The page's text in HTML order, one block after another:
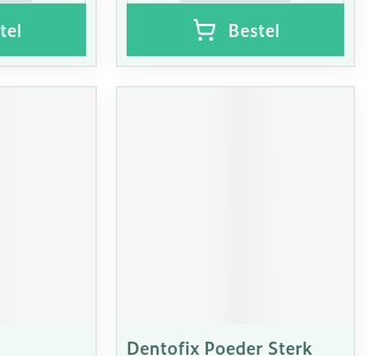
Bestel
Dentofix Poeder Sterk